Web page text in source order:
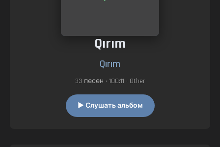
Qırım
Qırım
33 песен • 100:11 • Other
▶ Слушать альбом